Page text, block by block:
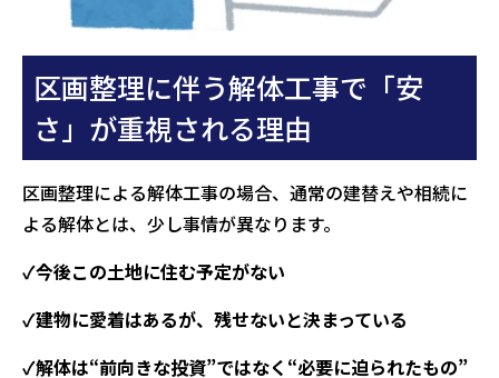
区画整理に伴う解体工事で「安
さ」が重視される理由
区画整理による解体工事の場合、通常の建替えや相続に
よる解体とは、少し事情が異なります。
✓今後この土地に住む予定がない
✓建物に愛着はあるが、残せないと決まっている
✓解体は“前向きな投資”ではなく“必要に迫られたもの”